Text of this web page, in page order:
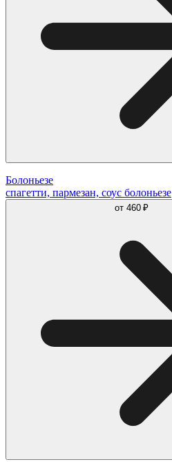
Болоньезе
спагетти, пармезан, соус болоньезе
от 460 ₽